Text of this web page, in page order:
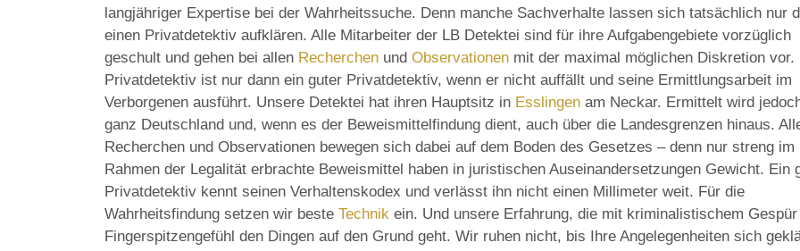
langjähriger Expertise bei der Wahrheitssuche. Denn manche Sachverhalte lassen sich tatsächlich nur
einen Privatdetektiv aufklären. Alle Mitarbeiter der LB Detektei sind für ihre Aufgabengebiete vorzüglich
geschult und gehen bei allen Recherchen und Observationen mit der maximal möglichen Diskretion vor.
Privatdetektiv ist nur dann ein guter Privatdetektiv, wenn er nicht auffällt und seine Ermittlungsarbeit im
Verborgenen ausführt. Unsere Detektei hat ihren Hauptsitz in Esslingen am Neckar. Ermittelt wird
ganz Deutschland und, wenn es der Beweismittelfindung dient, auch über die Landesgrenzen hinaus.
Recherchen und Observationen bewegen sich dabei auf dem Boden des Gesetzes – denn nur streng im
Rahmen der Legalität erbrachte Beweismittel haben in juristischen Auseinandersetzungen Gewicht. Ein
Privatdetektiv kennt seinen Verhaltenskodex und verlässt ihn nicht einen Millimeter weit. Für die
Wahrheitsfindung setzen wir beste Technik ein. Und unsere Erfahrung, die mit kriminalistischem Gespür
Fingerspitzengefühl den Dingen auf den Grund geht. Wir ruhen nicht, bis Ihre Angelegenheiten sich